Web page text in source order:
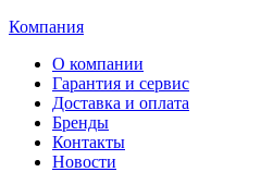
Компания
О компании
Гарантия и сервис
Доставка и оплата
Бренды
Контакты
Новости